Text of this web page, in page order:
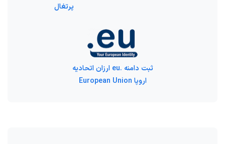
پرتغال
ثبت دامنه .eu ارزان اتحادیه
اروپا European Union